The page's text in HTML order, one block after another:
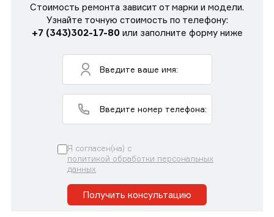
Стоимость ремонта зависит от марки и модели.
Узнайте точную стоимость по телефону:
+7 (343)302-17-80 или заполните форму ниже
Я согласен(на) с
политикой обработки персональных
данных
Получить консультацию